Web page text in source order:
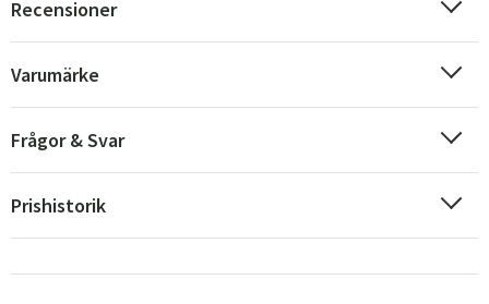
Recensioner
Varumärke
Frågor & Svar
Prishistorik